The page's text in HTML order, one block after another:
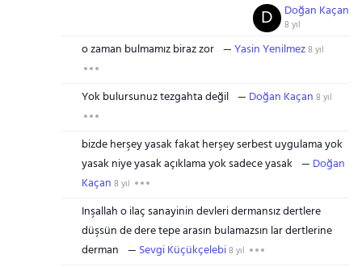
Doğan Kaçan
8 yıl
D
o zaman bulmamız biraz zor Yasin Yenilmez8 yıl
Yok bulursunuz tezgahta değil Doğan Kaçan 8 yıl
bizde herşey yasak fakat herşey serbest uygulama yok
yasak niye yasak açıklama yok sadece yasak
Doğan
Kaçan 8 yıl
Inşallah o ilaç sanayinin devleri dermansız dertlere
düşsün de dere tepe arasın bulamazsın lar dertlerine
derman
Sevgi Küçükçelebi8 yıl